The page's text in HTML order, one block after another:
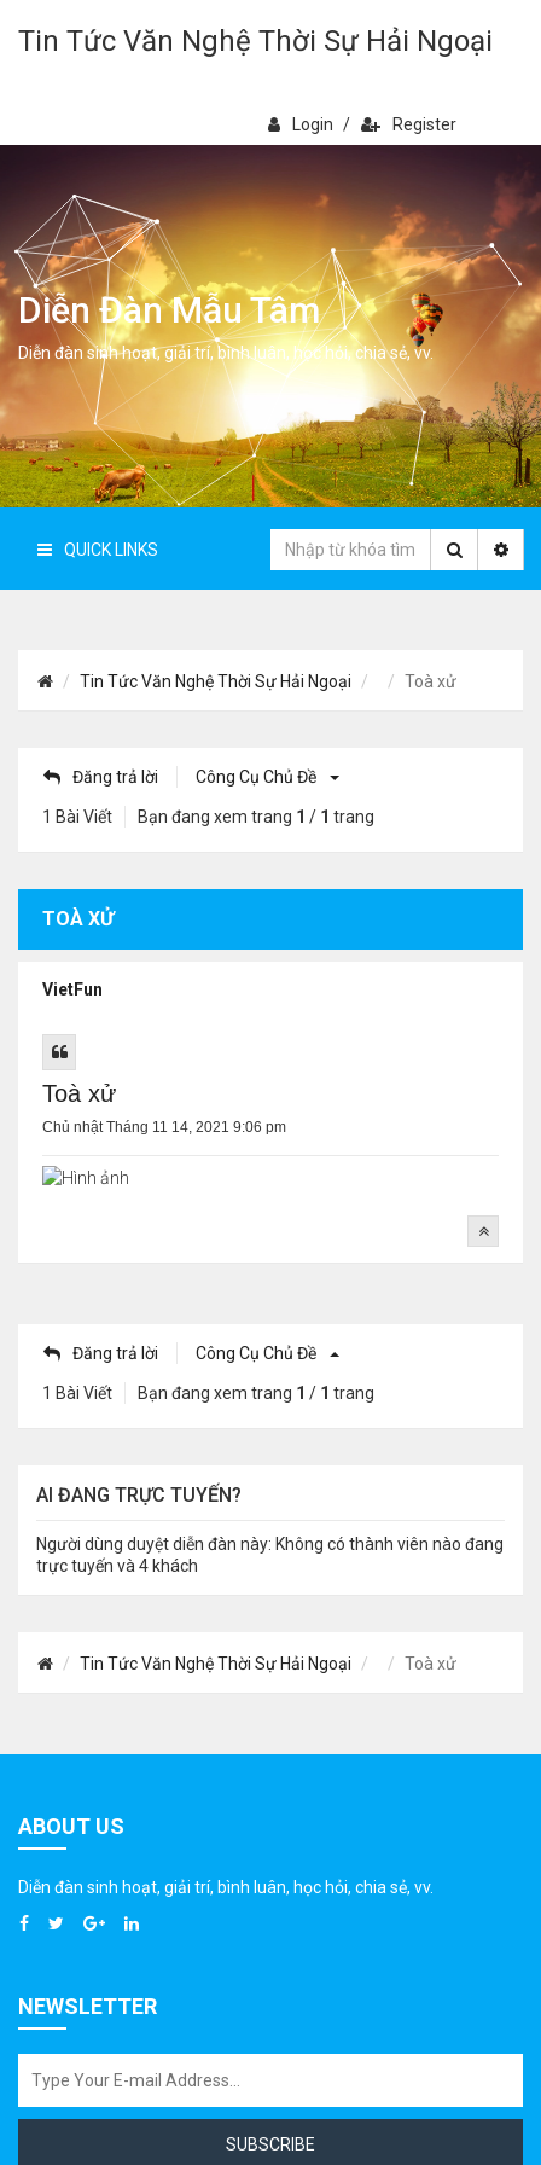
Tin Tức Văn Nghệ Thời Sự Hải Ngoại
Login / Register
Diễn Đàn Mẫu Tâm
Diễn đàn sinh hoạt, giải trí, bình luân, học hỏi, chia sẻ, vv.
QUICK LINKS
Tin Tức Văn Nghệ Thời Sự Hải Ngoại Toà xử
Đăng trả lời Công Cụ Chủ Đề
1 Bài Viết Bạn đang xem trang 1 / 1 trang
TOÀ XỬ
VietFun
Toà xử
Chủ nhật Tháng 11 14, 2021 9:06 pm
Đăng trả lời Công Cụ Chủ Đề
1 Bài Viết Bạn đang xem trang 1 / 1 trang
AI ĐANG TRỰC TUYẾN?
Người dùng duyệt diễn đàn này: Không có thành viên nào đang
trực tuyến và 4 khách
Tin Tức Văn Nghệ Thời Sự Hải Ngoại Toà xử
ABOUT US
Diễn đàn sinh hoạt, giải trí, bình luân, học hỏi, chia sẻ, vv.
NEWSLETTER
SUBSCRIBE